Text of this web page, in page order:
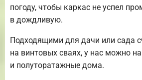
погоду, чтобы каркас не успел
в дождливую.
Подходящими для дачи или сада
на винтовых сваях, у нас можно
и полуторатажные дома.